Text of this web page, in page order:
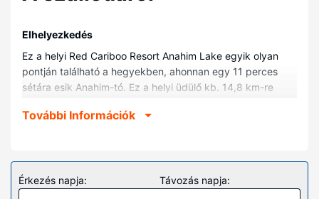
Elhelyezkedés
Ez a helyi Red Cariboo Resort Anahim Lake egyik olyan
pontján található a hegyekben, ahonnan egy 11 perces
sétára esik Anahim-tó. Ez a helyi üdülő kb. 14,8 km-re
Kappan-tó helyszíneitől.
Helyezze magát kényelembe a(z) 6 szoba egyikében,
melyekben mikrohullámú sütők is található. Ha szeretné
ételeit magának elkészíteni, akkor azt megteheti a
További Információk
Érkezés napja: Távozás napja: